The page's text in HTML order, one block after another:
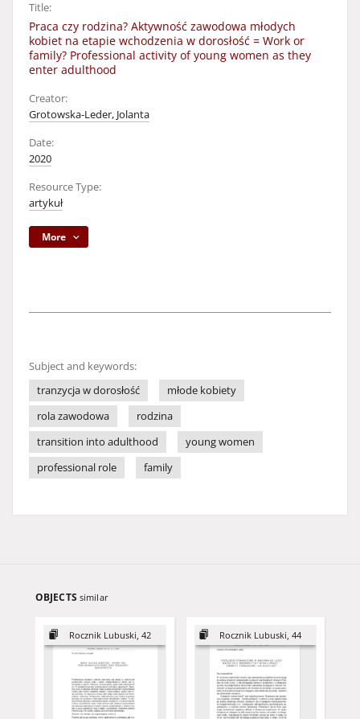
Title:
Praca czy rodzina? Aktywność zawodowa młodych
kobiet na etapie wchodzenia w dorosłość = Work or
family? Professional activity of young women as they
enter adulthood
Creator:
Grotowska-Leder, Jolanta
Date:
2020
Resource Type:
artykuł
More
Subject and keywords:
tranzycja w dorosłość
młode kobiety
rola zawodowa
rodzina
transition into adulthood
young women
professional role
family
OBJECTS similar
Rocznik Lubuski, 42 Rocznik Lubuski, 44